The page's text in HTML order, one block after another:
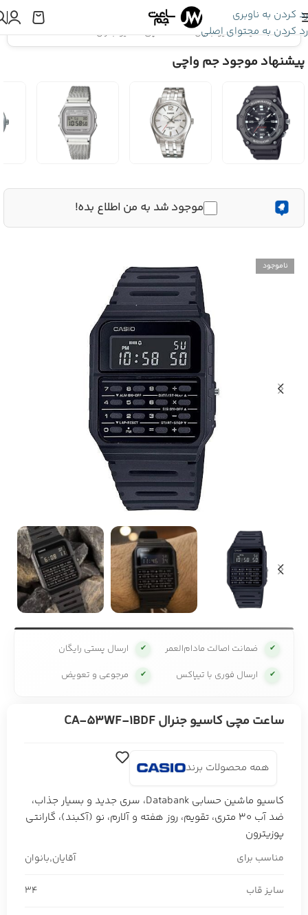
رد کردن به ناوبری
رد کردن به محتوای اصلی
اینجا هستید:کاسیو جنرال»ساعت مچی کاسیو جنرال CA-53WF-1BDF
پیشنهاد موجود جم واچی
موجود شد به من اطلاع بده!
ناموجود
✔ ضمانت اصالت مادام‌العمر ✔ ارسال پستی رایگان
✔ ارسال فوری با تیپاکس ✔ مرجوعی و تعویض
ساعت مچی کاسیو جنرال CA-53WF-1BDF
همه محصولات برند
کاسیو ماشین حسابی Databank، سری جدید و بسیار جذاب،
ضد آب 30 متری، تقویم، روز هفته و آلارم، نو (آکبند)، گارانتی
پوزیترون
مناسب برای آقایان,بانوان
سایز قاب 34